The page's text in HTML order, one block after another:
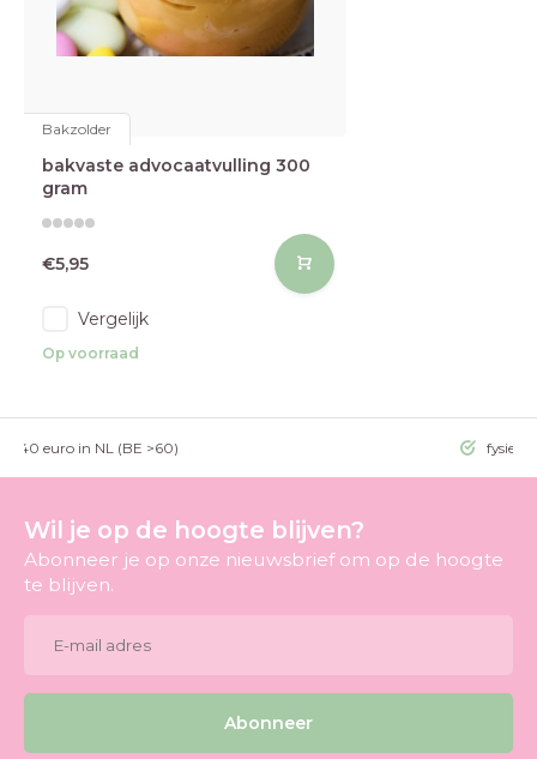
Bakzolder
bakvaste advocaatvulling 300
gram
€5,95
Vergelijk
Op voorraad
>40 euro in NL (BE >60) fysieke
Wil je op de hoogte blijven?
Abonneer je op onze nieuwsbrief om op de hoogte
te blijven.
Abonneer